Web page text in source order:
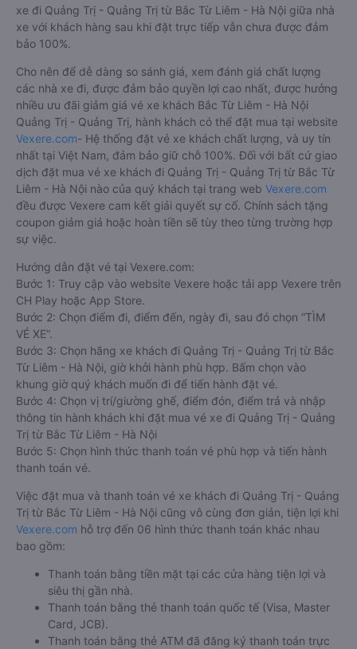
xe đi Quảng Trị - Quảng Trị từ Bắc Từ Liêm - Hà Nội giữa nhà
xe với khách hàng sau khi đặt trực tiếp vẫn chưa được đảm
bảo 100%.
Cho nên để dễ dàng so sánh giá, xem đánh giá chất lượng
các nhà xe đi, được đảm bảo quyền lợi cao nhất, được hưởng
nhiều ưu đãi giảm giá vé xe khách Bắc Từ Liêm - Hà Nội
Quảng Trị - Quảng Trị, hành khách có thể đặt mua tại website
Vexere.com- Hệ thống đặt vé xe khách chất lượng, và uy tín
nhất tại Việt Nam, đảm bảo giữ chỗ 100%. Đối với bất cứ giao
dịch đặt mua vé xe khách đi Quảng Trị - Quảng Trị từ Bắc Từ
Liêm - Hà Nội nào của quý khách tại trang web Vexere.com
đều được Vexere cam kết giải quyết sự cố. Chính sách tặng
coupon giảm giá hoặc hoàn tiền sẽ tùy theo từng trường hợp
sự việc.
Hướng dẫn đặt vé tại Vexere.com:
Bước 1: Truy cập vào website Vexere hoặc tải app Vexere trên
CH Play hoặc App Store.
Bước 2: Chọn điểm đi, điểm đến, ngày đi, sau đó chọn “TÌM
VÉ XE”.
Bước 3: Chọn hãng xe khách đi Quảng Trị - Quảng Trị từ Bắc
Từ Liêm - Hà Nội, giờ khởi hành phù hợp. Bấm chọn vào
khung giờ quý khách muốn đi để tiến hành đặt vé.
Bước 4: Chọn vị trí/giường ghế, điểm đón, điểm trả và nhập
thông tin hành khách khi đặt mua vé xe đi Quảng Trị - Quảng
Trị từ Bắc Từ Liêm - Hà Nội
Bước 5: Chọn hình thức thanh toán vé phù hợp và tiến hành
thanh toán vé.
Việc đặt mua và thanh toán vé xe khách đi Quảng Trị - Quảng
Trị từ Bắc Từ Liêm - Hà Nội cũng vô cùng đơn giản, tiện lợi khi
Vexere.com hỗ trợ đến 06 hình thức thanh toán khác nhau
bao gồm:
Thanh toán bằng tiền mặt tại các cửa hàng tiện lợi và
siêu thị gần nhà.
Thanh toán bằng thẻ thanh toán quốc tế (Visa, Master
Card, JCB).
Thanh toán bằng thẻ ATM đã đăng ký thanh toán trực